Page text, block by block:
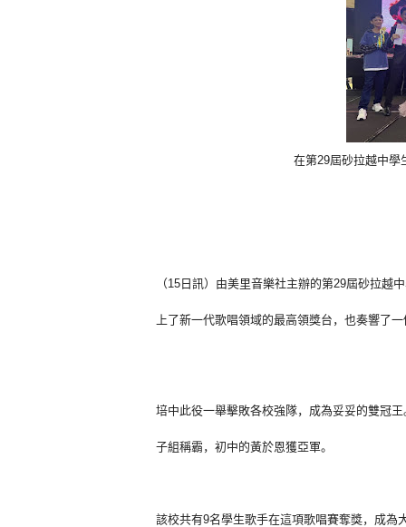
在第29屆砂拉越中學
（15日訊） 由美里音樂社主辦的第29屆砂拉越
上了新一代歌唱領域的最高領獎台，也奏響了
培中此役一舉擊敗各校強隊，成為妥妥的雙冠王
子組稱霸，初中的黃於恩獲亞軍。
該校共有9名學生歌手在這項歌唱賽奪獎，成為